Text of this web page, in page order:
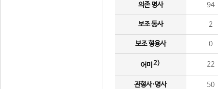
의존 명사 94
보조 동사 2
보조 형용사 0
어미 2) 22
관형사·명사 50